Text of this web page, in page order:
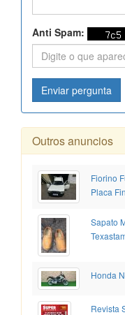
Anti Spam:
Enviar pergunta
Outros anuncios
Fiorino
Placa
Sapato
Honda
Revista